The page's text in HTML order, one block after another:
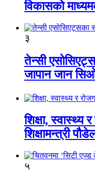
विकासको
३
तेन्सी
जापान जान
शिक्षा, स्वास्थ्य
शिक्षामन्त्री
५